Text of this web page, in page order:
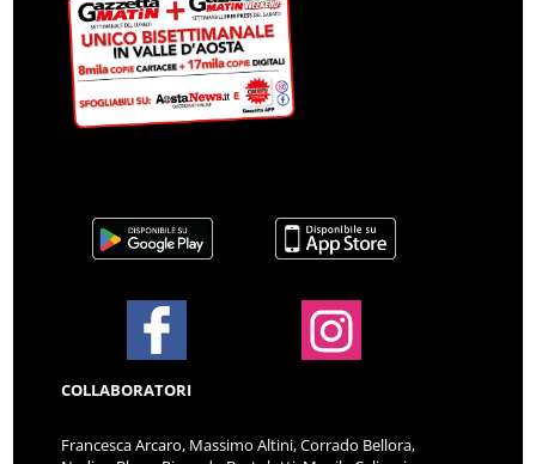
COLLABORATORI
Francesca Arcaro, Massimo Altini, Corrado Bellora,